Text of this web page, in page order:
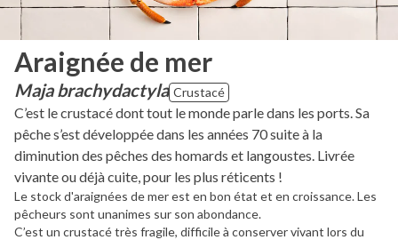
Araignée de mer
Maja brachydactyla Crustacé
C’est le crustacé dont tout le monde parle dans les ports. Sa
pêche s’est développée dans les années 70 suite à la
diminution des pêches des homards et langoustes. Livrée
vivante ou déjà cuite, pour les plus réticents !
Le stock d'araignées de mer est en bon état et en croissance. Les
pêcheurs sont unanimes sur son abondance.
C’est un crustacé très fragile, difficile à conserver vivant lors du